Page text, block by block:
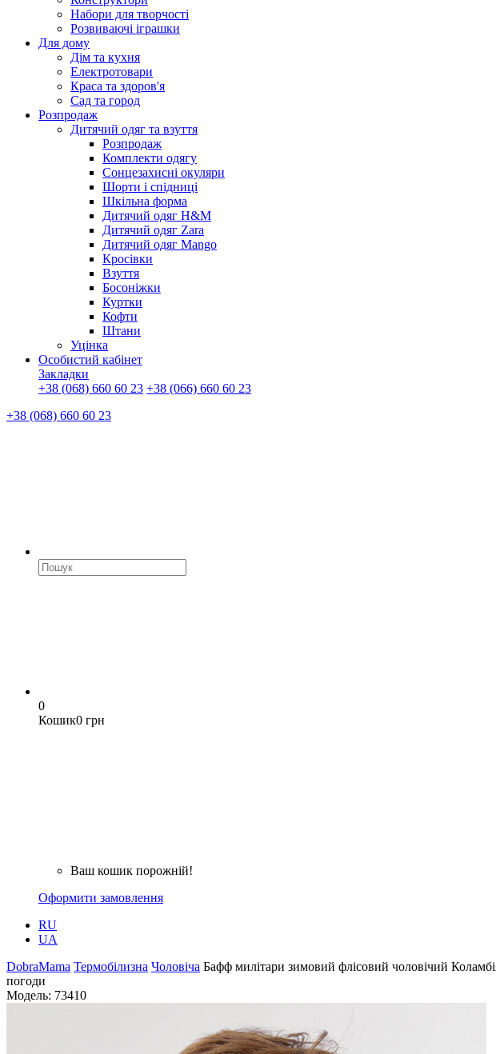
Набори для творчості
Розвиваючі іграшки
Для дому
Дім та кухня
Електротовари
Краса та здоров'я
Сад та город
Розпродаж
Дитячий одяг та взуття
Розпродаж
Комплекти одягу
Сонцезахисні окуляри
Шорти і спідниці
Шкільна форма
Дитячий одяг H&M
Дитячий одяг Zara
Дитячий одяг Mango
Кросівки
Взуття
Босоніжки
Куртки
Кофти
Штани
Уцінка
Особистий кабінет
Закладки
+38 (068) 660 60 23 +38 (066) 660 60 23
+38 (068) 660 60 23
0
Кошик0 грн
Ваш кошик порожній!
Оформити замовлення
RU
UA
DobraMama Термобілизна Чоловіча Бафф милітари зимовий флісовий чоловічий
погоди
Модель: 73410